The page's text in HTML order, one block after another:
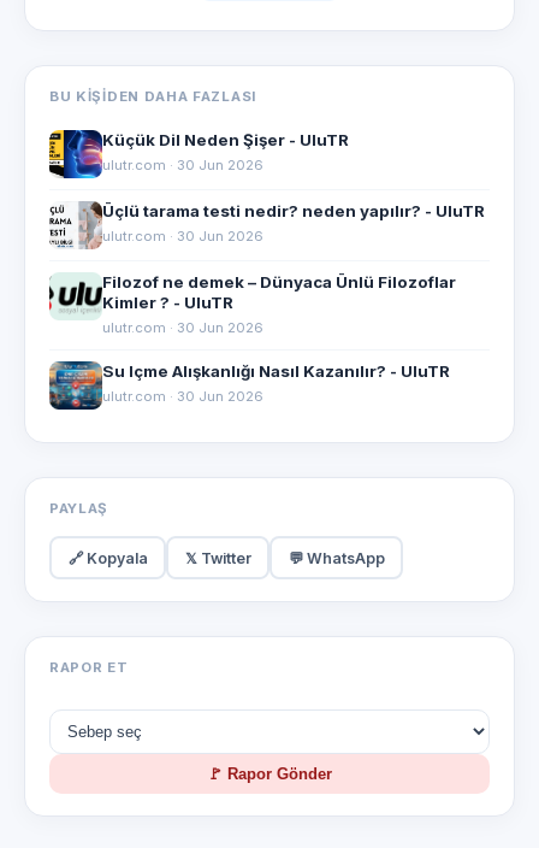
BU KIŞIDEN DAHA FAZLASI
Küçük Dil Neden Şişer - UluTR
ulutr.com · 30 Jun 2026
Üçlü tarama testi nedir? neden yapılır? - UluTR
ulutr.com · 30 Jun 2026
Filozof ne demek – Dünyaca Ünlü Filozoflar
Kimler ? - UluTR
ulutr.com · 30 Jun 2026
Su Içme Alışkanlığı Nasıl Kazanılır? - UluTR
ulutr.com · 30 Jun 2026
PAYLAŞ
🔗 Kopyala 𝕏 Twitter 💬 WhatsApp
RAPOR ET
🚩 Rapor Gönder